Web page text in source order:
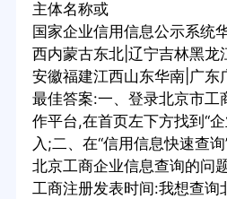
主体名称或
国家企业信用信息公示系统
西内蒙古东北|辽宁吉林黑龙
安徽福建江西山东华南|广东
最佳答案:一、登录北京市工
作平台,在首页左下方找到“
入;二、在“信用信息快速查
北京工商企业信息查询的问
工商注册发表时间:我想查询